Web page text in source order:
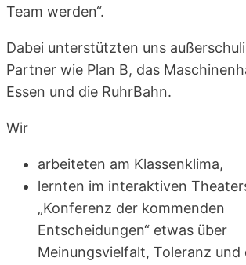
Team werden“.
Dabei unterstützten uns
Partner wie Plan B, das
Essen und die RuhrBahn.
Wir
arbeiteten am Klassenklima,
lernten im interaktiven
„Konferenz der kommenden
Entscheidungen“ etwas über
Meinungsvielfalt, Toleranz und